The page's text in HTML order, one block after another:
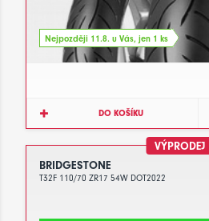
Nejpozději 11.8. u Vás, jen 1 ks
DO KOŠÍKU
VÝPRODEJ
BRIDGESTONE
T32F 110/70 ZR17 54W DOT2022